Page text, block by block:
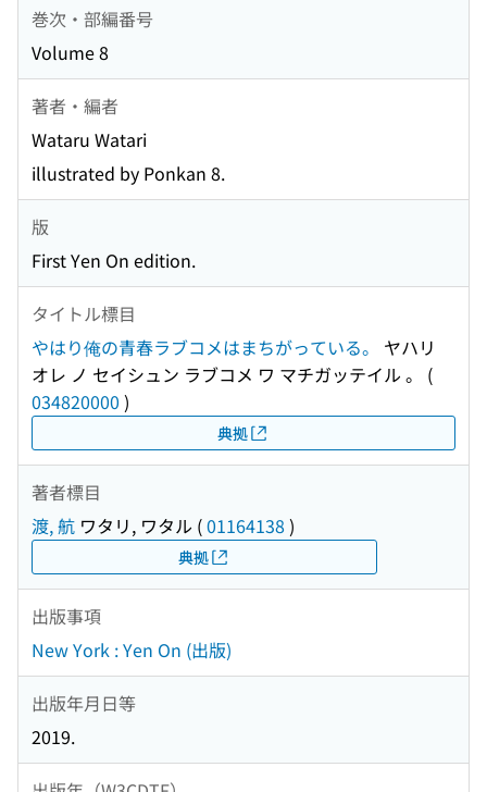
巻次・部編番号
Volume 8
著者・編者
Wataru Watari
illustrated by Ponkan 8.
版
First Yen On edition.
タイトル標目
やはり俺の青春ラブコメはまちがっている。
ヤハリ
オレ ノ セイシュン ラブコメ ワ マチガッテイル 。
(
034820000 )
典拠
著者標目
渡, 航 ワタリ, ワタル (01164138 )
典拠
出版事項
New York : Yen On (出版)
出版年月日等
2019.